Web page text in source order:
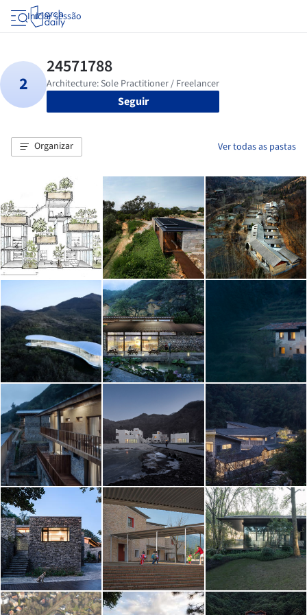
Iniciar sessão
Seguir
Organizar Ver todas as pastas